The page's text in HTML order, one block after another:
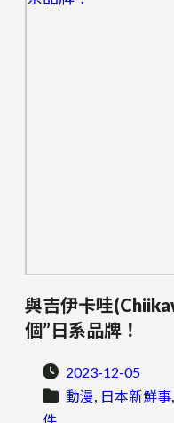
與吉伊卡哇
個”日系品牌！
2023-12-05
動漫, 日本新鮮事,